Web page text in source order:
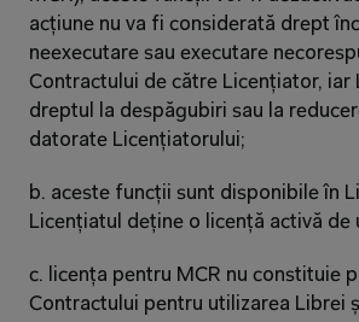
acțiune nu va fi considerată drept
neexecutare sau executare
Contractului de către Licențiator, iar
dreptul la despăgubiri sau la
datorate Licențiatorului;
b. aceste funcții sunt disponibile în
Licențiatul deține o licență activă de
c. licența pentru MCR nu constituie
Contractului pentru utilizarea Librei